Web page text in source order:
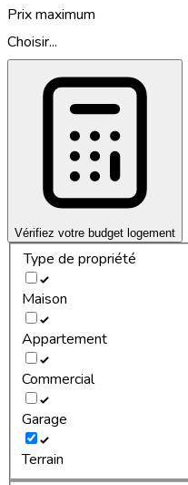
Prix maximum
Choisir...
Vérifiez votre budget logement
Type de propriété
Maison
Appartement
Commercial
Garage
Terrain